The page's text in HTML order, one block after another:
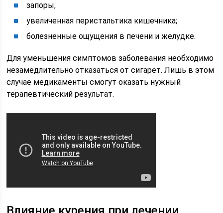
запоры;
увеличенная перистальтика кишечника;
болезненные ощущения в печени и желудке.
Для уменьшения симптомов заболевания необходимо
незамедлительно отказаться от сигарет. Лишь в этом
случае медикаменты смогут оказать нужный
терапевтический результат.